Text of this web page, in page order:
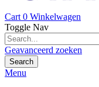
Cart 0 Winkelwagen
Toggle Nav
Geavanceerd zoeken
Search
Menu